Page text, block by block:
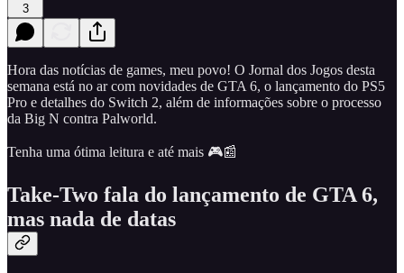
3
Hora das notícias de games, meu povo! O Jornal dos Jogos desta
semana está no ar com novidades de GTA 6, o lançamento do PS5
Pro e detalhes do Switch 2, além de informações sobre o processo
da Big N contra Palworld.
Tenha uma ótima leitura e até mais 🎮📰
Take-Two fala do lançamento de GTA 6,
mas nada de datas